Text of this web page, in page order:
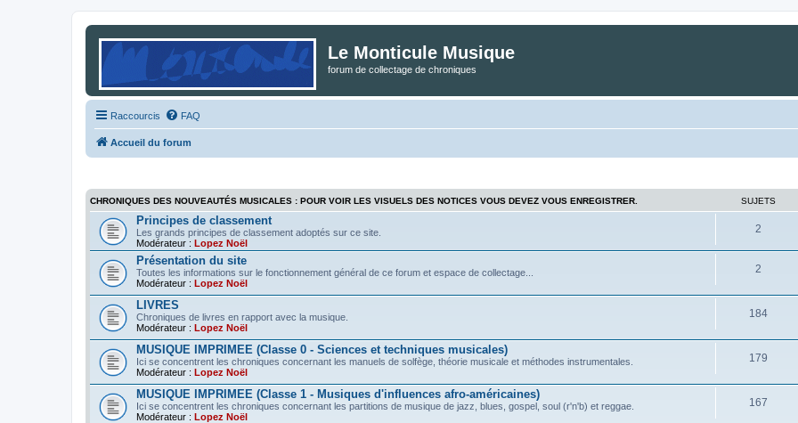
Le Monticule Musique
forum de collectage de chroniques
Raccourcis FAQ
Accueil du forum
CHRONIQUES DES NOUVEAUTÉS MUSICALES : POUR VOIR LES VISUELS DES NOTICES VOUS DEVEZ VOUS ENREGISTRER. SUJETS
Principes de classement
Les grands principes de classement adoptés sur ce site.
Modérateur : Lopez Noël
2
Présentation du site
Toutes les informations sur le fonctionnement général de ce forum et espace de collectage...
Modérateur : Lopez Noël
2
LIVRES
Chroniques de livres en rapport avec la musique.
Modérateur : Lopez Noël
184
MUSIQUE IMPRIMEE (Classe 0 - Sciences et techniques musicales)
Ici se concentrent les chroniques concernant les manuels de solfège, théorie musicale et méthodes instrumentales.
Modérateur : Lopez Noël
179
MUSIQUE IMPRIMEE (Classe 1 - Musiques d'influences afro-américaines)
Ici se concentrent les chroniques concernant les partitions de musique de jazz, blues, gospel, soul (r'n'b) et reggae.
Modérateur : Lopez Noël
167